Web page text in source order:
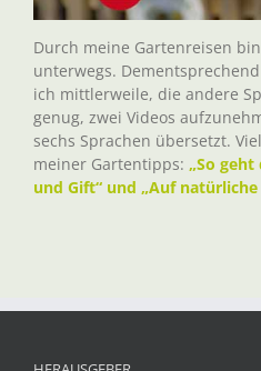
Durch meine Gartenreisen
unterwegs.
ich mittlerweile, die andere
genug, zwei Videos
sechs Sprachen übersetzt.
meiner Gartentipps: „So
und Gift“ und „Auf